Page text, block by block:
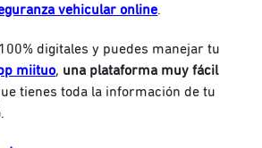
vehicular online.
digitales y puedes manejar tu
miituo, una plataforma muy fácil
tienes toda la información de tu